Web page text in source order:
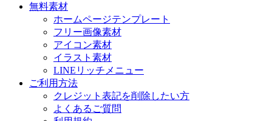
無料素材
ホームページテンプレート
フリー画像素材
アイコン素材
イラスト素材
LINEリッチメニュー
ご利用方法
クレジット表記を削除したい方
よくあるご質問